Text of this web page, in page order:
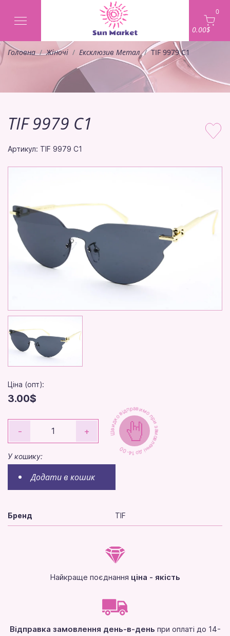
0
0.00$
Головна Жіночі Ексклюзив Метал TIF 9979 C1
TIF 9979 C1
Артикул: TIF 9979 C1
Ціна (опт):
3.00$
- +
У кошику:
Додати в кошик
Швидко відправимо при замовленні до 14-00
Бренд TIF
Найкраще поєднання ціна - якість
Відправка замовлення день-в-день при оплаті до 14-